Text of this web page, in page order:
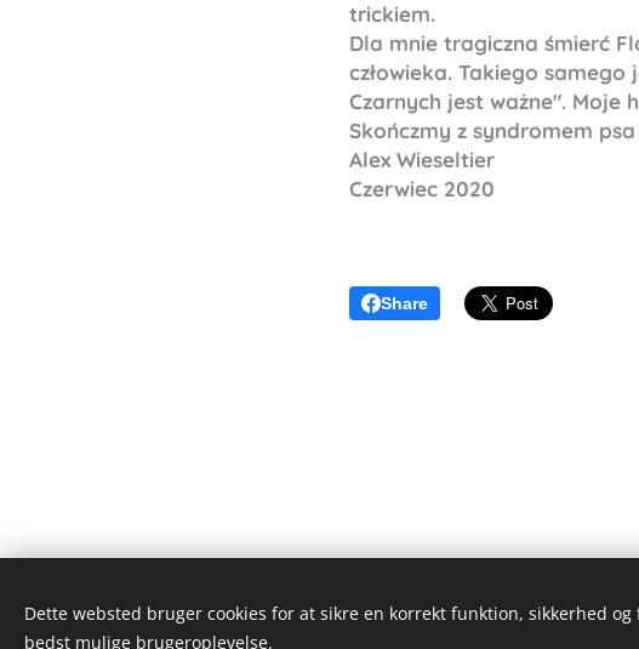
trickiem.
Dla mnie tragiczna śmierć
człowieka. Takiego samego
Czarnych jest ważne". Moje
Skończmy z syndromem
Alex Wieseltier
Czerwiec 2020
Share
Alex Wieseltier - Uredte tanker
Dette websted bruger cookies for at sikre en korrekt funktion, sikkerhed og
bedst mulige brugeroplevelse.